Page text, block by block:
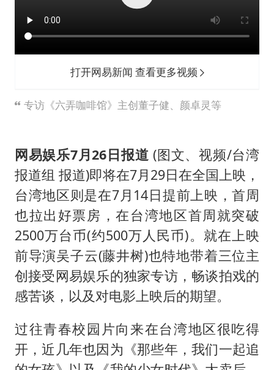
方桃子代言广告视频已下架
一周大涨超7% 金价为何突然上涨
大爷听AI洒农药 150亩苗一夜枯萎
央视新主播李秋莹孙亚鹏亮相
构建更高水平的全民健身公共服务体系
打开网易新闻 查看更多视频
专访《六弄咖啡馆》主创董子健、颜卓灵等
网易娱乐7月26日报道 (图文、视频/台湾
报道组 报道)即将在7月29日在全国上映，
台湾地区则是在7月14日提前上映，首周
也拉出好票房，在台湾地区首周就突破
2500万台币(约500万人民币)。就在上映
前导演吴子云(藤井树)也特地带着三位主
创接受网易娱乐的独家专访，畅谈拍戏的
感苦谈，以及对电影上映后的期望。
过往青春校园片向来在台湾地区很吃得
开，近几年也因为《那些年，我们一起追